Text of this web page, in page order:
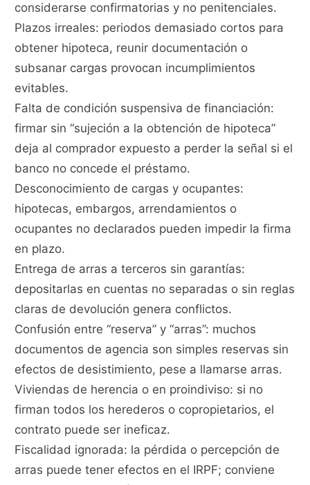
considerarse confirmatorias y no penitenciales.
Plazos irreales: periodos demasiado cortos para
obtener hipoteca, reunir documentación o
subsanar cargas provocan incumplimientos
evitables.
Falta de condición suspensiva de financiación:
firmar sin “sujeción a la obtención de hipoteca”
deja al comprador expuesto a perder la señal si el
banco no concede el préstamo.
Desconocimiento de cargas y ocupantes:
hipotecas, embargos, arrendamientos o
ocupantes no declarados pueden impedir la firma
en plazo.
Entrega de arras a terceros sin garantías:
depositarlas en cuentas no separadas o sin reglas
claras de devolución genera conflictos.
Confusión entre “reserva” y “arras”: muchos
documentos de agencia son simples reservas sin
efectos de desistimiento, pese a llamarse arras.
Viviendas de herencia o en proindiviso: si no
firman todos los herederos o copropietarios, el
contrato puede ser ineficaz.
Fiscalidad ignorada: la pérdida o percepción de
arras puede tener efectos en el IRPF; conviene